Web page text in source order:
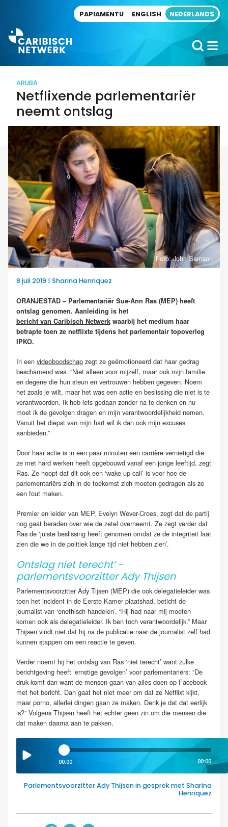
PAPIAMENTU ENGLISH NEDERLANDS
ARUBA
Netflixende parlementariër
neemt ontslag
Foto: John Samson
8 juli 2019 | Sharina Henriquez
ORANJESTAD – Parlementariër Sue-Ann Ras (MEP) heeft
ontslag genomen. Aanleiding is het
bericht van Caribisch Netwerk waarbij het medium haar
betrapte toen ze netflixte tijdens het parlementair topoverleg
IPKO.
In een videoboodschap zegt ze geëmotioneerd dat haar gedrag
beschamend was. “Niet alleen voor mijzelf, maar ook mijn familie
en degene die hun steun en vertrouwen hebben gegeven. Noem
het zoals je wilt, maar het was een actie en beslissing die niet is te
verantwoorden. Ik heb iets gedaan zonder na te denken en nu
moet ik de gevolgen dragen en mijn verantwoordelijkheid nemen.
Vanuit het diepst van mijn hart wil ik dan ook mijn excuses
aanbieden.”
Door haar actie is in een paar minuten een carrière vernietigd die
ze met hard werken heeft opgebouwd vanaf een jonge leeftijd, zegt
Ras. Ze hoopt dat dit ook een ‘wake-up call’ is voor hoe de
parlementariërs zich in de toekomst zich moeten gedragen als ze
een fout maken.
Premier en leider van MEP, Evelyn Wever-Croes, zegt dat de partij
nog gaat beraden over wie de zetel overneemt. Ze zegt verder dat
Ras de ‘juiste beslissing heeft genomen omdat ze de integriteit laat
zien die we in de politiek lange tijd niet hebben zien’.
Ontslag niet terecht’ -
parlementsvoorzitter Ady Thijsen
Parlementsvoorzitter Ady Tijsen (MEP) die ook delegatieleider was
toen het incident in de Eerste Kamer plaatshad, beticht de
journalist van ‘onethisch handelen’. “Hij had naar mij moeten
komen ook als delegatieleider. Ik ben toch verantwoordelijk.” Maar
Thijsen vindt niet dat hij na de publicatie naar de journalist zelf had
kunnen stappen om een reactie te geven.
Verder noemt hij het ontslag van Ras ‘niet terecht’ want zulke
berichtgeving heeft ‘ernstige gevolgen’ voor parlementariërs: “De
druk komt dan want de mensen gaan van alles doen op Facebook
met het bericht. Dan gaat het niet meer om dat ze Netflixt kijkt,
maar porno, allerlei dingen gaan ze maken. Denk je dat dat eerlijk
is?” Volgens Thijsen heeft het echter geen zin om die mensen die
dat maken daarna aan te pakken.
00:00 00:00
Parlementsvoorzitter Ady Thijsen in gesprek met Sharina
Henriquez